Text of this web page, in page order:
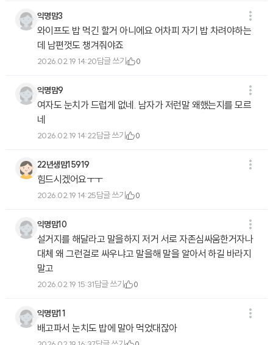
익명맘3
와이프도 밥 먹긴 할거 아니에요 어차피 자기 밥 차려야하는
데 남편껏도 챙겨줘야죠
2026.02.19 14:20답글 쓰기 0
익명맘9
여자도 눈치가 드럽게 없네. 남자가 저런말 왜했는지를 모르
네
2026.02.19 14:22답글 쓰기 0
22년생맘15919
힘드시겠어요ㅜㅜ
2026.02.19 14:25답글 쓰기 0
익명맘10
설거지를 해달라고 말을하지 저거 서로 자존심싸움한거자나
대체 왜 그런걸로 싸우냐고 말을해 말을 알아서 하길 바라지
말고
2026.02.19 15:31답글 쓰기 0
익명맘11
배고파서 눈치도 밥에 말아 먹었대잖아